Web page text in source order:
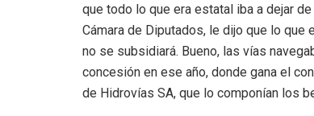
que todo lo que era estatal iba a dejar
Cámara de Diputados, le dijo que lo que
no se subsidiará. Bueno, las vías
concesión en ese año, donde gana el
de Hidrovías SA, que lo componían los